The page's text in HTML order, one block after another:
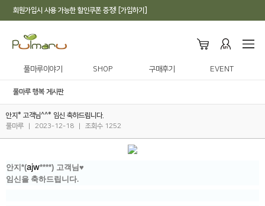
회원가입시 사용 가능한 할인쿠폰 증정! [가입하기]
풀마루이야기 SHOP 구매후기 EVENT
풀마루 행복 게시판
안지* 고객님^^* 임신 축하드립니다.
풀마루
| 2023-12-18 | 조회수 1252
안지*(ajw****) 고객님♥
임신을 축하드립니다.